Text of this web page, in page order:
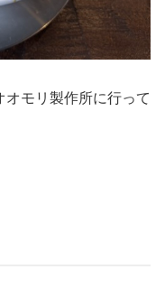
オモリ製作所に行って